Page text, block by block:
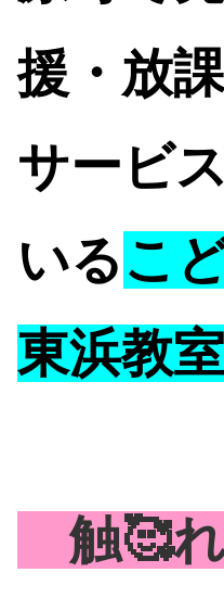
援・放
サービ
いるこ
東浜教室
触🥰